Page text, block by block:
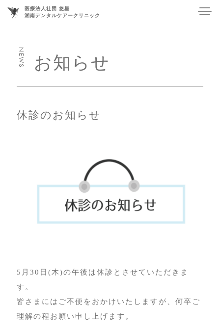
医療法人社団 悠星
湘南デンタルケアークリニック
ホーム
診療内容
矯正
-歯の移植
スタッフ紹介
アクセス
お知らせ
休診のお知らせ
5月30日(木)の午後は休診とさせていただきま
す。
皆さまにはご不便をおかけいたしますが、何卒ご
理解の程お願い申し上げます。